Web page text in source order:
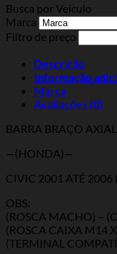
Busca por Veículo
Marca
Filtro de preço
Descrição
Informação
Marca
Avaliações (0)
BARRA BRAÇO AXIAL
—(HONDA)—
CIVIC 2001 ATÉ
OBS:
(ROSCA MACHO) –
(ROSCA CAIXA M14
(TERMINAL